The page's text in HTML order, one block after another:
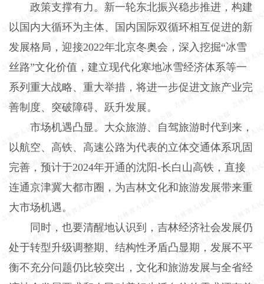
政策支撑有力。新一轮东北振兴稳步推进，构建
以国内大循环为主体、国内国际双循环相互促进的新
发展格局，迎接2022年北京冬奥会，深入挖掘“冰雪
丝路”文化价值，建立现代化寒地冰雪经济体系等一
系列重大战略、重大举措，将进一步促进文旅产业完
善制度、突破障碍、跃升发展。
市场机遇凸显。大众旅游、自驾旅游时代到来，
以航空、高铁、高速公路为代表的立体交通体系巩固
完善，预计于2024年开通的沈阳-长白山高铁，直接
连通京津冀大都市圈，为吉林文化和旅游发展带来重
大市场机遇。
同时，也要清醒地认识到，吉林经济社会发展仍
处于转型升级调整期、结构性矛盾凸显期，发展不平
衡不充分问题仍比较突出，文化和旅游发展与全省经